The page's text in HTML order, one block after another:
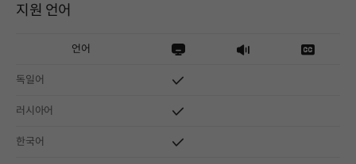
지원 언어
언어
독일어
러시아어
한국어